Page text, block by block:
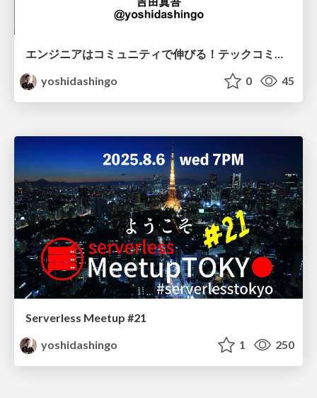
エンジニアはコミュニティで伸びる！テックコミュニティ代表者トークリレー / TCP2026
yoshidashingo
0 45
Serverless Meetup #21
yoshidashingo
1 250